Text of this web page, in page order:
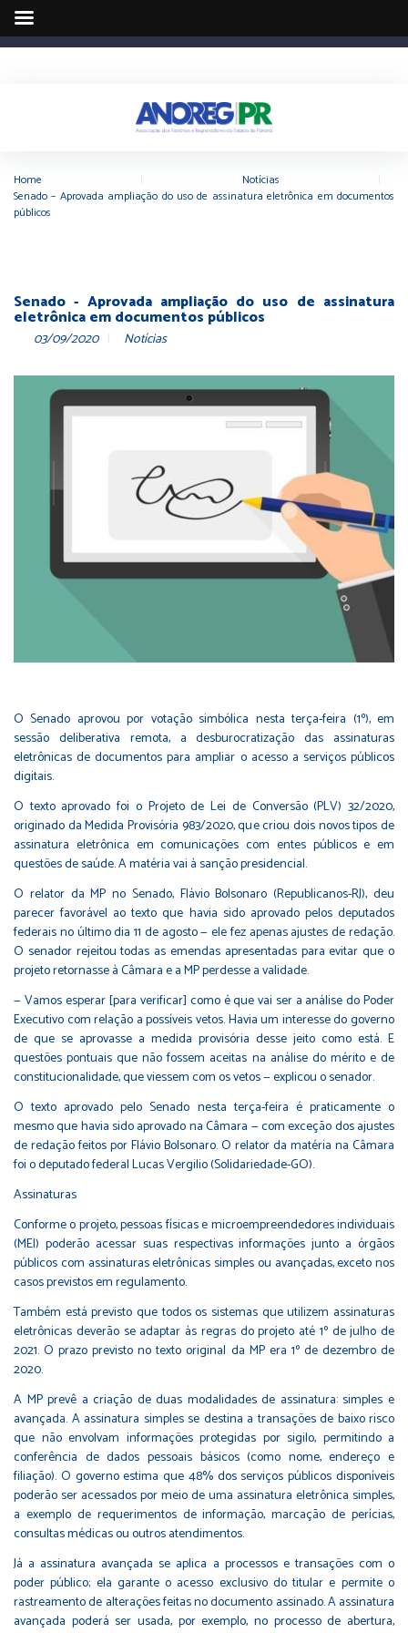
Home Notícias
Senado – Aprovada ampliação do uso de assinatura eletrônica em documentos
públicos
Senado - Aprovada ampliação do uso de assinatura
eletrônica em documentos públicos
03/09/2020 Notícias
O Senado aprovou por votação simbólica nesta terça-feira (1º), em
sessão deliberativa remota, a desburocratização das assinaturas
eletrônicas de documentos para ampliar o acesso a serviços públicos
digitais.
O texto aprovado foi o Projeto de Lei de Conversão (PLV) 32/2020,
originado da Medida Provisória 983/2020, que criou dois novos tipos de
assinatura eletrônica em comunicações com entes públicos e em
questões de saúde. A matéria vai à sanção presidencial.
O relator da MP no Senado, Flávio Bolsonaro (Republicanos-RJ), deu
parecer favorável ao texto que havia sido aprovado pelos deputados
federais no último dia 11 de agosto — ele fez apenas ajustes de redação.
O senador rejeitou todas as emendas apresentadas para evitar que o
projeto retornasse à Câmara e a MP perdesse a validade.
— Vamos esperar [para verificar] como é que vai ser a análise do Poder
Executivo com relação a possíveis vetos. Havia um interesse do governo
de que se aprovasse a medida provisória desse jeito como está. E
questões pontuais que não fossem aceitas na análise do mérito e de
constitucionalidade, que viessem com os vetos — explicou o senador.
O texto aprovado pelo Senado nesta terça-feira é praticamente o
mesmo que havia sido aprovado na Câmara — com exceção dos ajustes
de redação feitos por Flávio Bolsonaro. O relator da matéria na Câmara
foi o deputado federal Lucas Vergilio (Solidariedade-GO).
Assinaturas
Conforme o projeto, pessoas físicas e microempreendedores individuais
(MEI) poderão acessar suas respectivas informações junto a órgãos
públicos com assinaturas eletrônicas simples ou avançadas, exceto nos
casos previstos em regulamento.
Também está previsto que todos os sistemas que utilizem assinaturas
eletrônicas deverão se adaptar às regras do projeto até 1º de julho de
2021. O prazo previsto no texto original da MP era 1º de dezembro de
2020.
A MP prevê a criação de duas modalidades de assinatura: simples e
avançada. A assinatura simples se destina a transações de baixo risco
que não envolvam informações protegidas por sigilo, permitindo a
conferência de dados pessoais básicos (como nome, endereço e
filiação). O governo estima que 48% dos serviços públicos disponíveis
poderão ser acessados por meio de uma assinatura eletrônica simples,
a exemplo de requerimentos de informação, marcação de perícias,
consultas médicas ou outros atendimentos.
Já a assinatura avançada se aplica a processos e transações com o
poder público; ela garante o acesso exclusivo do titular e permite o
rastreamento de alterações feitas no documento assinado. A assinatura
avançada poderá ser usada, por exemplo, no processo de abertura,